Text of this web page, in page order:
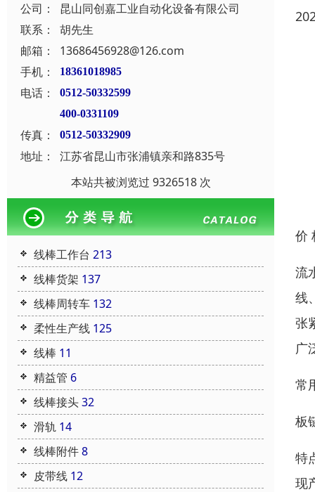
公司：
昆山同创嘉工业自动化设备有限公司
联系：
胡先生
邮箱：
13686456928@126.com
手机：
18361018985
电话：
0512-50332599
400-0331109
传真： 0512-50332909
地址：
江苏省昆山市张浦镇亲和路835号
本站共被浏览过 9326518 次
线棒工作台 213
线棒货架 137
线棒周转车 132
柔性生产线 125
线棒 11
精益管 6
线棒接头32
滑轨 14
线棒附件8
皮带线 12
价
流
线
张
广
常
板
特
现